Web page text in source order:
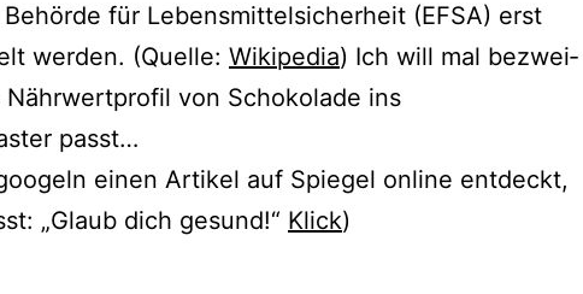
für Lebensmittelsicherheit (EFSA) erst
wer­den. (Quelle: Wikipedia) Ich will mal bezwei­
Nährwertprofil von Schokolade ins
passt…
einen Artikel auf Spiegel online ent­deckt,
„Glaub dich gesund!“ Klick)